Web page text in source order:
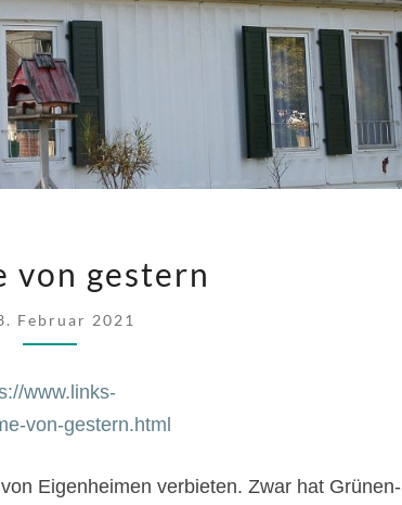
VON
von gestern
Februar 2021
www.links-
von-gestern.html
Eigenheimen verbieten. Zwar hat Grünen-